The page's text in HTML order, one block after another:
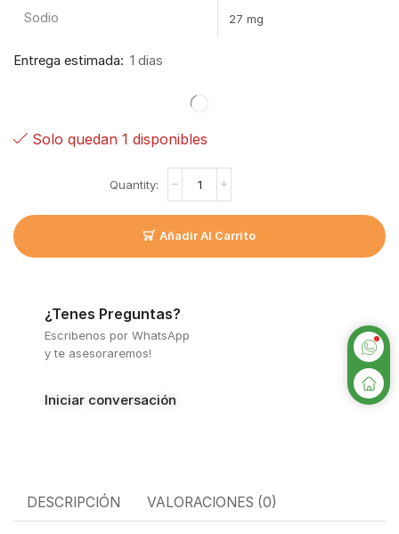
Sodio 27 mg
Entrega estimada: 1 dias
Solo quedan 1 disponibles
Añadir Al Carrito
¿Tenes Preguntas?
Escribenos por WhatsApp
y te asesoraremos!
Iniciar conversación
DESCRIPCIÓN VALORACIONES (0)